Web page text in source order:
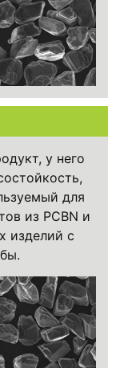
у него
для
из PCBN и
изделий с